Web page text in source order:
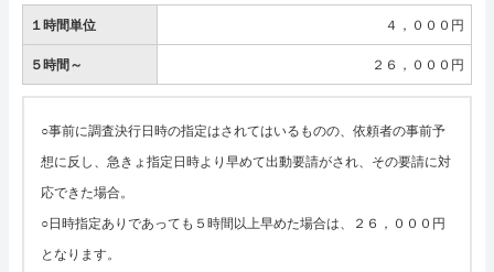
１時間単位 ４，０００円
５時間～ ２６，０００円
○事前に調査決行日時の指定はされてはいるものの、依頼者の事前予
想に反し、急きょ指定日時より早めて出動要請がされ、その要請に対
応できた場合。
○日時指定ありであっても５時間以上早めた場合は、２６，０００円
となります。